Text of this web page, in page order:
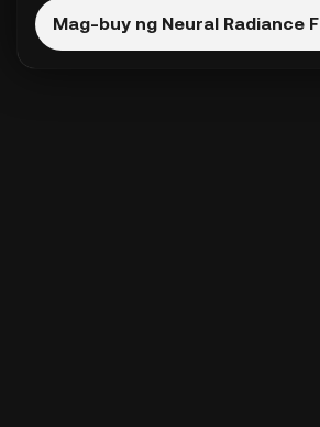
Mag-buy ng Neural Radiance